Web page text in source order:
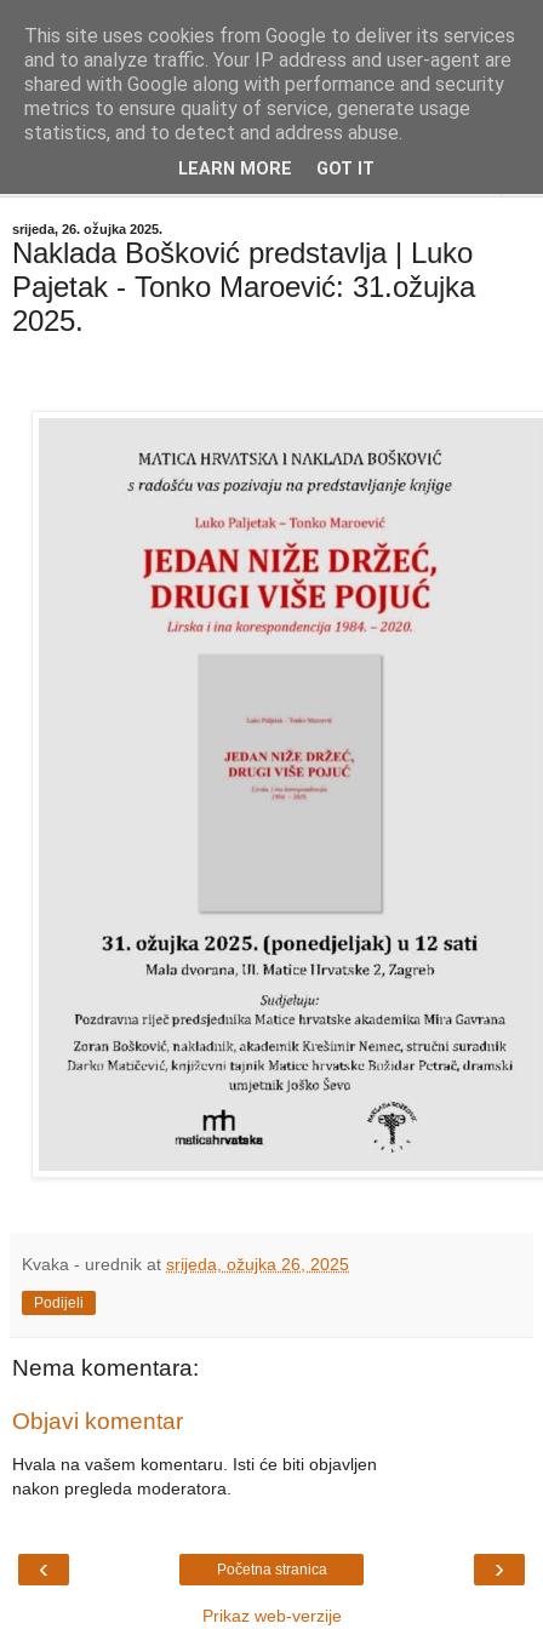
"Kvaka"
Časopis za književnost ISSN 2459-5632
srijeda, 26. ožujka 2025.
Naklada Bošković predstavlja | Luko
Pajetak - Tonko Maroević: 31.ožujka
2025.
Kvaka - urednik at srijeda, ožujka 26, 2025
Podijeli
Nema komentara:
Objavi komentar
Hvala na vašem komentaru. Isti će biti objavljen
nakon pregleda moderatora.
‹ ›
Početna stranica
Prikaz web-verzije
This site uses cookies from Google to deliver its services
and to analyze traffic. Your IP address and user-agent are
shared with Google along with performance and security
metrics to ensure quality of service, generate usage
statistics, and to detect and address abuse.
LEARN MORE GOT IT